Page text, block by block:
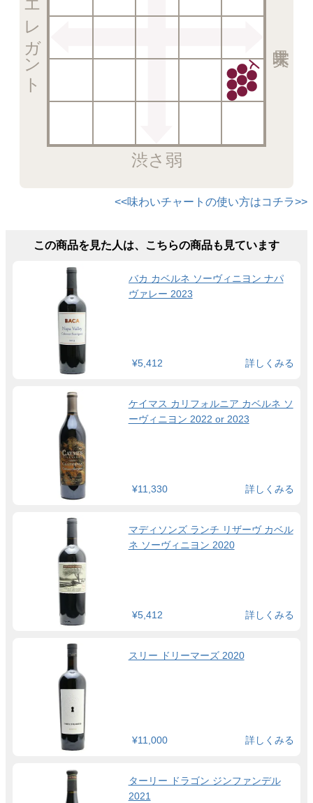
渋さ弱
エレガント
<<味わいチャートの使い方はコチラ>>
この商品を見た人は、こちらの商品も見ています
バカ カベルネ ソーヴィニヨン ナパ
ヴァレー 2023
¥5,412 詳しくみる
ケイマス カリフォルニア カベルネ ソ
ーヴィニヨン 2022 or 2023
¥11,330 詳しくみる
マディソンズ ランチ リザーヴ カベル
ネ ソーヴィニヨン 2020
¥5,412 詳しくみる
スリー ドリーマーズ 2020
¥11,000 詳しくみる
ターリー ドラゴン ジンファンデル
2021